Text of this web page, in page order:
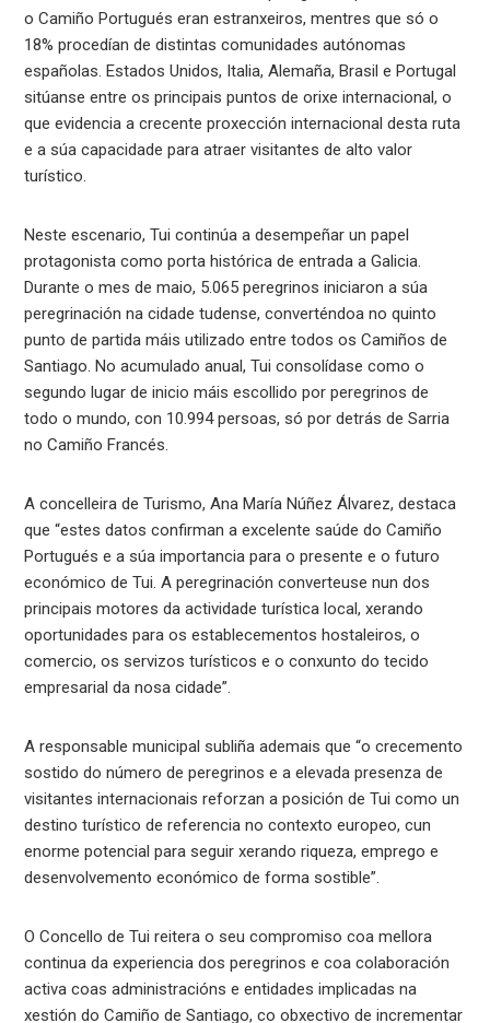
o Camiño Portugués eran estranxeiros, mentres que só o
18% procedían de distintas comunidades autónomas
españolas. Estados Unidos, Italia, Alemaña, Brasil e Portugal
sitúanse entre os principais puntos de orixe internacional, o
que evidencia a crecente proxección internacional desta ruta
e a súa capacidade para atraer visitantes de alto valor
turístico.
Neste escenario, Tui continúa a desempeñar un papel
protagonista como porta histórica de entrada a Galicia.
Durante o mes de maio, 5.065 peregrinos iniciaron a súa
peregrinación na cidade tudense, converténdoa no quinto
punto de partida máis utilizado entre todos os Camiños de
Santiago. No acumulado anual, Tui consolídase como o
segundo lugar de inicio máis escollido por peregrinos de
todo o mundo, con 10.994 persoas, só por detrás de Sarria
no Camiño Francés.
A concelleira de Turismo, Ana María Núñez Álvarez, destaca
que “estes datos confirman a excelente saúde do Camiño
Portugués e a súa importancia para o presente e o futuro
económico de Tui. A peregrinación converteuse nun dos
principais motores da actividade turística local, xerando
oportunidades para os establecementos hostaleiros, o
comercio, os servizos turísticos e o conxunto do tecido
empresarial da nosa cidade”.
A responsable municipal subliña ademais que “o crecemento
sostido do número de peregrinos e a elevada presenza de
visitantes internacionais reforzan a posición de Tui como un
destino turístico de referencia no contexto europeo, cun
enorme potencial para seguir xerando riqueza, emprego e
desenvolvemento económico de forma sostible”.
O Concello de Tui reitera o seu compromiso coa mellora
continua da experiencia dos peregrinos e coa colaboración
activa coas administracións e entidades implicadas na
xestión do Camiño de Santiago, co obxectivo de incrementar